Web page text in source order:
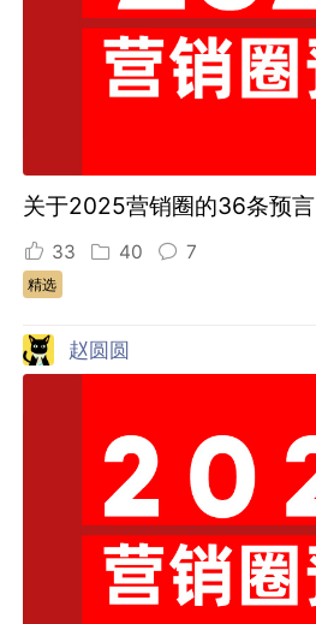
关于2025营销圈的36条预言
33 40 7
精选
赵圆圆